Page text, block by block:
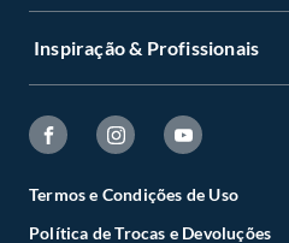
Inspiração & Profissionais
Termos e Condições de Uso
Política de Trocas e Devoluções